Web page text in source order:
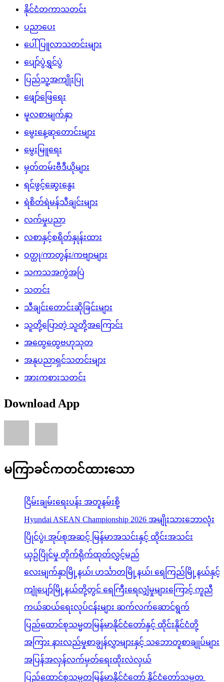
နိုင်ငံတကာသတင်း
ပညာပေး
ပေါ်ပြူလာသတင်းများ
ပျော်ပွဲရွှင်ပွဲ
ပြည်သူ့အကျိုးပြု
ဖျော်ဖြေရေး
မူလစာမျက်နှာ
မွေးနေ့ဆုတောင်းများ
မွေးမြူရေး
မှတ်တမ်းဗီဒီယိုများ
ရင်ဖွင့်ဆွေးနွေး
ရဲစိတ်ရဲမန်သီချင်းများ
လက်မှုပညာ
လစာနှင့်စရိတ်နှုန်းထား
ဝတ္ထု/ကာတွန်း/ကဗျာများ
သကသအကွဲအပြဲ
သတင်း
သီချင်းတောင်းဆိုခြင်းများ
သူတို့ပြောတဲ့ သူတို့အကြောင်း
အထွေထွေဗဟုသုတ
အနုပညာရှင်သတင်းများ
အားကစားသတင်း
Download App
မကြာခင်ကတင်ထားသော
ငြိမ်းချမ်းရေးပန်း အတူနမ်းစို့
Hyundai ASEAN Championship 2026 အမျိုးသားဘောလုံး
ပြိုင်ပွဲ၊ အုပ်စုအဆင့် မြန်မာအသင်းနှင့် ထိုင်းအသင်း
ယှဉ်ပြိုင်မှု တိုက်ရိုက်ထုတ်လွှင့်မည်
လေးမျက်နှာမြို့နယ်၊ ဟင်္သာတမြို့နယ်၊ ရေကြည်မြို့နယ်နှင့်
ကျုံပျော်မြို့နယ်တို့တွင် ရေကြီးရေလျှံမှုများကြောင့် ကူညီ
ကယ်ဆယ်ရေးလုပ်ငန်းများ ဆက်လက်ဆောင်ရွက်
ပြည်ထောင်စုသမ္မတမြန်မာနိုင်ငံတော်နှင့် ထိုင်းနိုင်ငံတို့
အကြား နားလည်မှုစာချွန်လွှာများနှင့် သဘောတူစာချုပ်များ
အပြန်အလှန်လက်မှတ်ရေးထိုးလဲလှယ်
ပြည်ထောင်စုသမ္မတမြန်မာနိုင်ငံတော် နိုင်ငံတော်သမ္မတ